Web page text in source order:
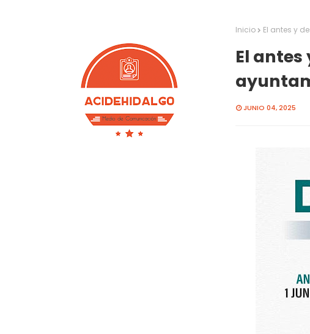
Inicio El antes y
El antes
JUNIO 04, 2025